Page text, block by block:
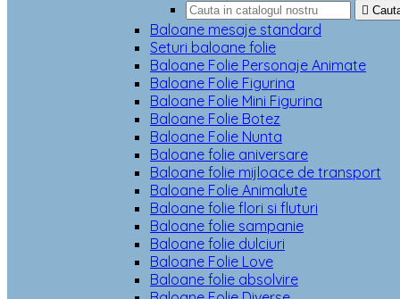

Baloane mesaje standard
Seturi baloane folie
Baloane Folie Personaje Animate
Baloane Folie Figurina
Baloane Folie Mini Figurina
Baloane Folie Botez
Baloane Folie Nunta
Baloane folie aniversare
Baloane folie mijloace de transport
Baloane Folie Animalute
Baloane folie flori si fluturi
Baloane folie sampanie
Baloane folie dulciuri
Baloane Folie Love
Baloane folie absolvire